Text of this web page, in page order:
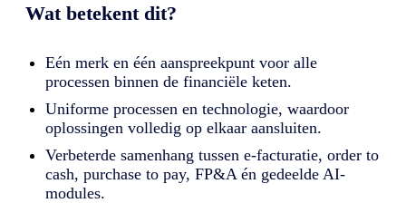
Wat betekent dit?
Eén merk en één aanspreekpunt voor alle
processen binnen de financiële keten.
Uniforme processen en technologie, waardoor
oplossingen volledig op elkaar aansluiten.
Verbeterde samenhang tussen e-facturatie, order to
cash, purchase to pay, FP&A én gedeelde AI-
modules.